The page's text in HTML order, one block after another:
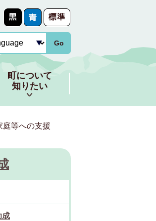
Go
町について
知りたい
庭等への支援
成